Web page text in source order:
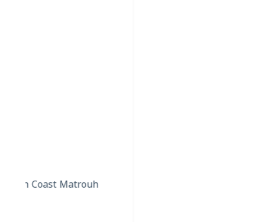
خيارات تشمل إطلالات على المسبح، وإطلالات على المحيط،